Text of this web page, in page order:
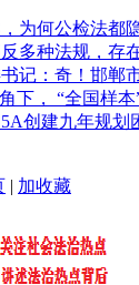
为何公检法都
多种法规，存
记：奇！邯郸
下， “全国样本
创建九年规划
| 加收藏